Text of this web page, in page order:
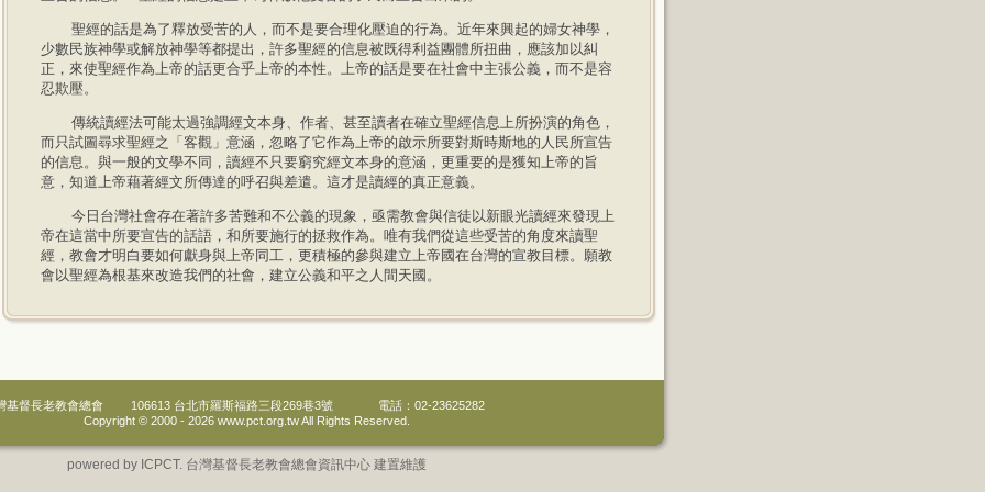
聖經的話是為了釋放受苦的人，而不是要合理化壓迫的行為。近年來興起的婦女神學，
少數民族神學或解放神學等都提出，許多聖經的信息被既得利益團體所扭曲，應該加以糾
正，來使聖經作為上帝的話更合乎上帝的本性。上帝的話是要在社會中主張公義，而不是容
忍欺壓。
傳統讀經法可能太過強調經文本身、作者、甚至讀者在確立聖經信息上所扮演的角色，
而只試圖尋求聖經之「客觀」意涵，忽略了它作為上帝的啟示所要對斯時斯地的人民所宣告
的信息。與一般的文學不同，讀經不只要窮究經文本身的意涵，更重要的是獲知上帝的旨
意，知道上帝藉著經文所傳達的呼召與差遣。這才是讀經的真正意義。
今日台灣社會存在著許多苦難和不公義的現象，亟需教會與信徒以新眼光讀經來發現上
帝在這當中所要宣告的話語，和所要施行的拯救作為。唯有我們從這些受苦的角度來讀聖
經，教會才明白要如何獻身與上帝同工，更積極的參與建立上帝國在台灣的宣教目標。願教
會以聖經為根基來改造我們的社會，建立公義和平之人間天國。
基督長老教會總會 106613 台北市羅斯福路三段269巷3號
電話：02-23625282
Copyright © 2000 - 2026 www.pct.org.tw All Rights Reserved.
powered by ICPCT. 台灣基督長老教會總會資訊中心 建置維護